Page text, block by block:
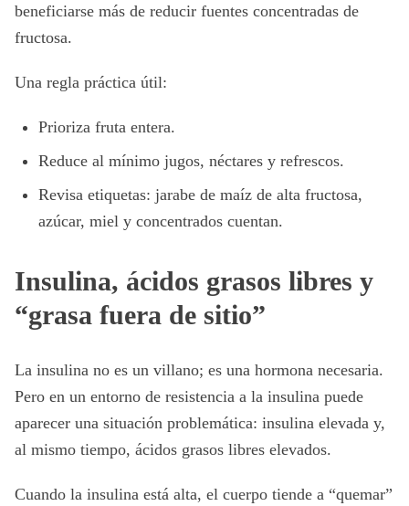
beneficiarse más de reducir fuentes concentradas de
fructosa.
Una regla práctica útil:
Prioriza fruta entera.
Reduce al mínimo jugos, néctares y refrescos.
Revisa etiquetas: jarabe de maíz de alta fructosa,
azúcar, miel y concentrados cuentan.
Insulina, ácidos grasos libres y
“grasa fuera de sitio”
La insulina no es un villano; es una hormona necesaria.
Pero en un entorno de resistencia a la insulina puede
aparecer una situación problemática: insulina elevada y,
al mismo tiempo, ácidos grasos libres elevados.
Cuando la insulina está alta, el cuerpo tiende a “quemar”